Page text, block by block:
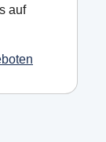
auf